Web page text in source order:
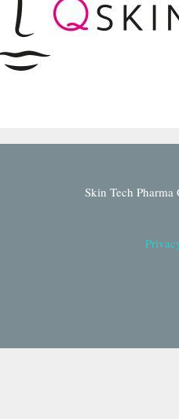
Skin Tech